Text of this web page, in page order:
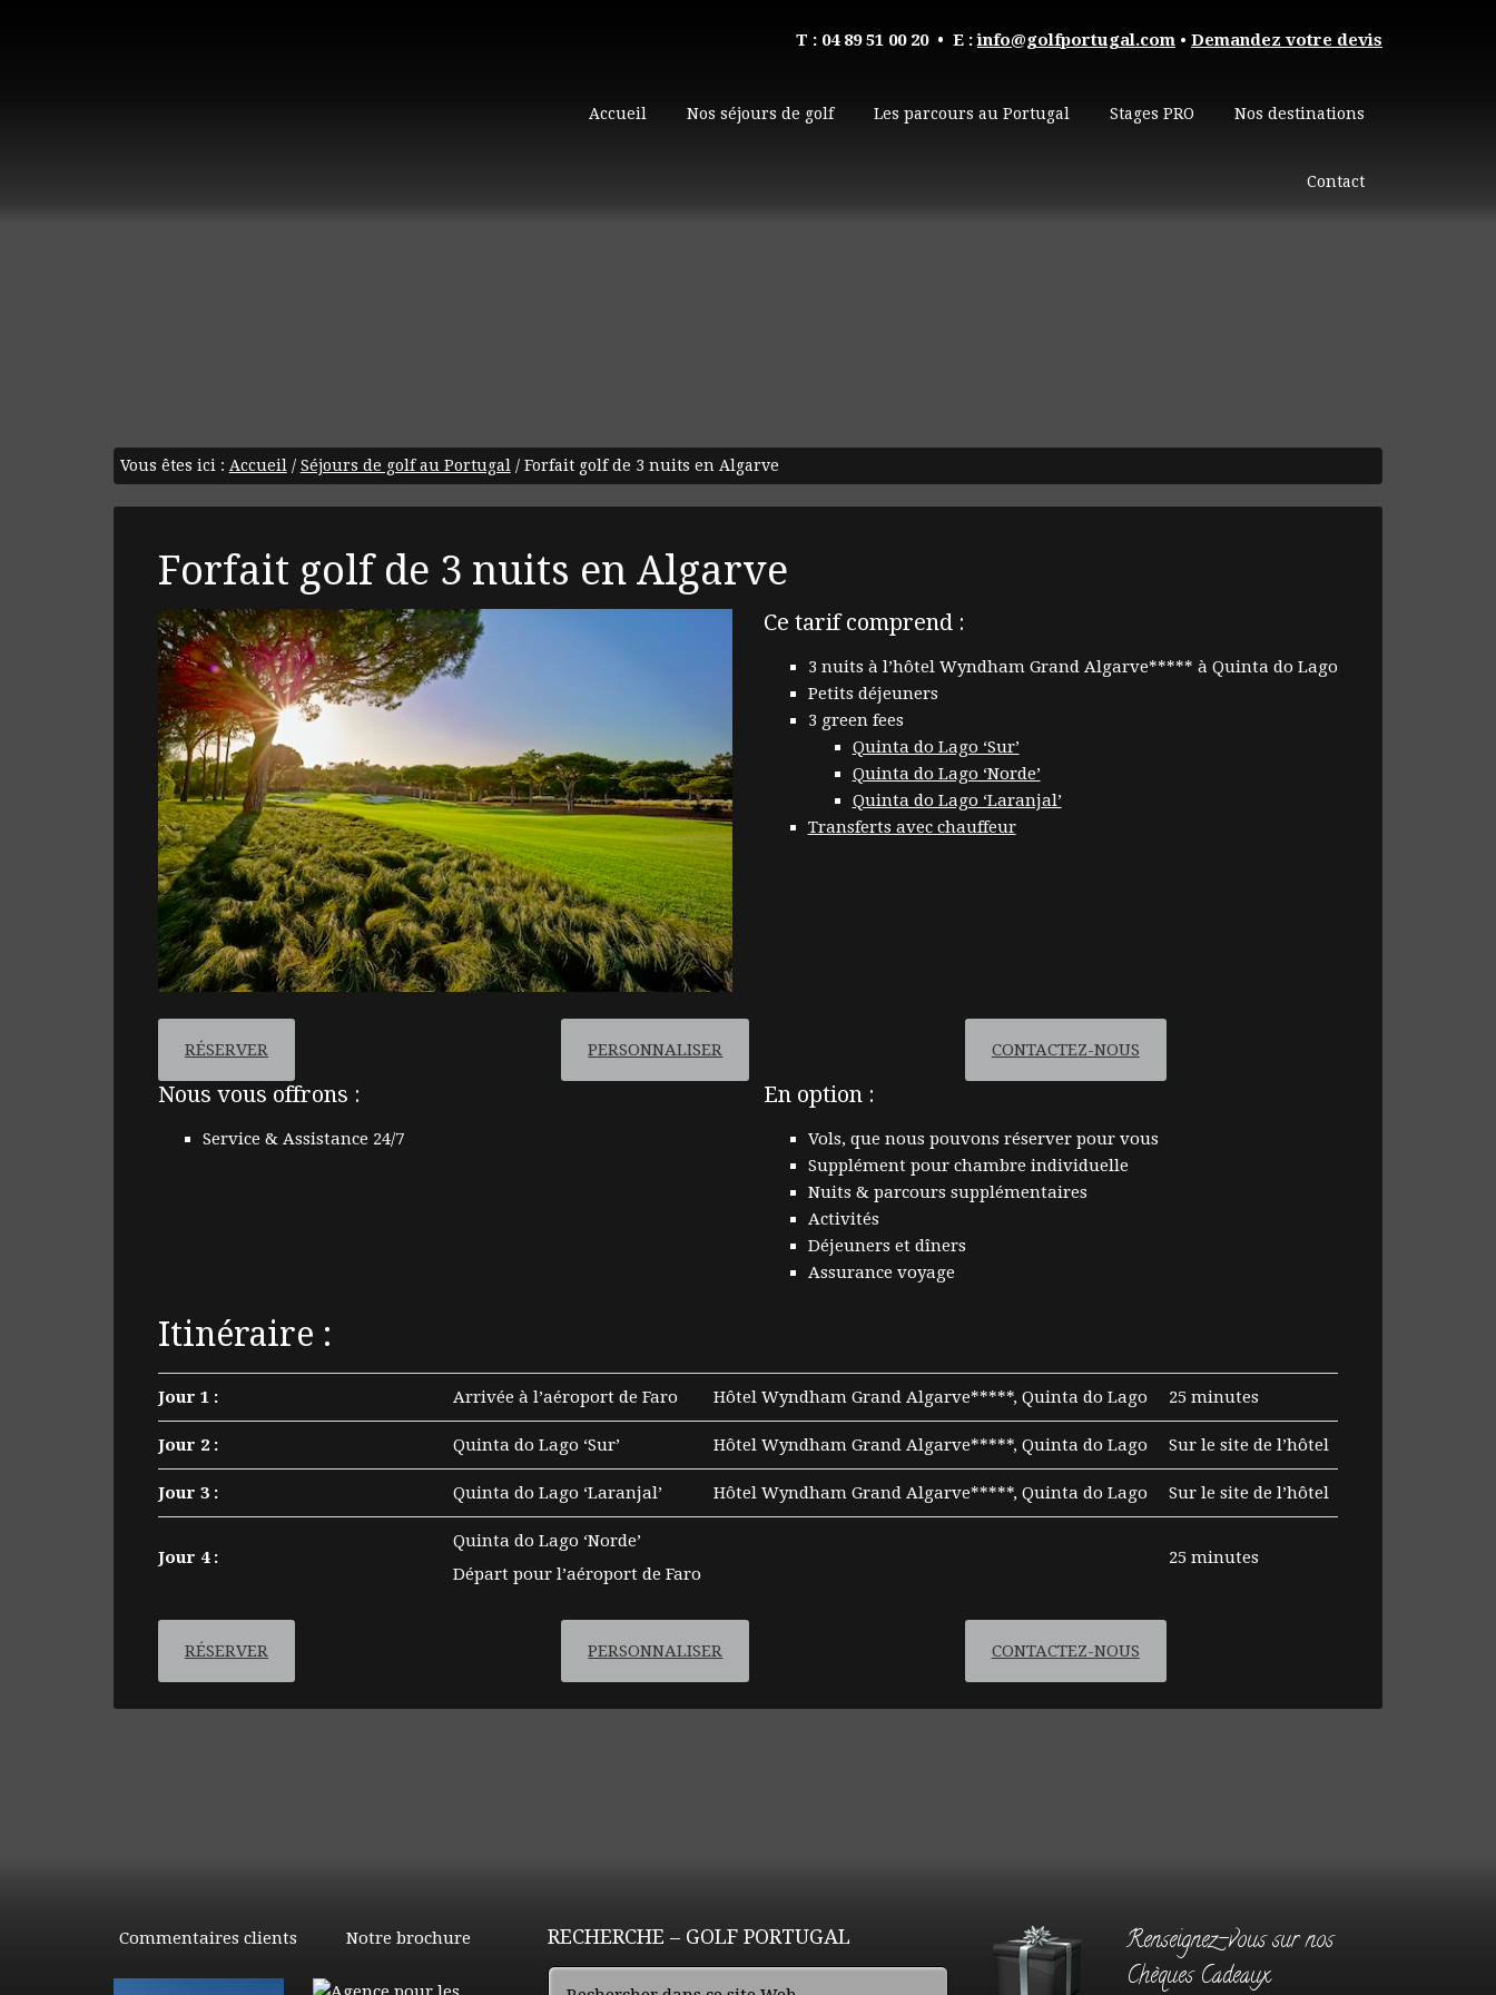
T : 04 89 51 00 20• E :info@golfportugal.com • Demandez votre devis
Accueil Nos séjours de golf Les parcours au Portugal Stages PRO Nos destinations
Contact
Vous êtes ici : Accueil / Séjours de golf au Portugal /Forfait golf de 3 nuits en Algarve
Forfait golf de 3 nuits en Algarve
Ce tarif comprend :
3 nuits à l’hôtel Wyndham Grand Algarve***** à Quinta do Lago
Petits déjeuners
3 green fees
Quinta do Lago ‘Sur’
Quinta do Lago ‘Norde’
Quinta do Lago ‘Laranjal’
Transferts avec chauffeur
RÉSERVER PERSONNALISER CONTACTEZ-NOUS
Nous vous offrons :
Service & Assistance 24/7
En option :
Vols, que nous pouvons réserver pour vous
Supplément pour chambre individuelle
Nuits & parcours supplémentaires
Activités
Déjeuners et dîners
Assurance voyage
Itinéraire :
Jour 1 : Arrivée à l’aéroport de Faro Hôtel Wyndham Grand Algarve*****, Quinta do Lago 25 minutes
Jour 2 : Quinta do Lago ‘Sur’ Hôtel Wyndham Grand Algarve*****, Quinta do Lago Sur le site de l’hôtel
Jour 3 : Quinta do Lago ‘Laranjal’ Hôtel Wyndham Grand Algarve*****, Quinta do Lago Sur le site de l’hôtel
Jour 4 :
Quinta do Lago ‘Norde’
Départ pour l’aéroport de Faro
25 minutes
RÉSERVER PERSONNALISER CONTACTEZ-NOUS
Commentaires clients Notre brochure RECHERCHE – GOLF PORTUGAL
Renseignez-vous sur nos
Chèques Cadeaux